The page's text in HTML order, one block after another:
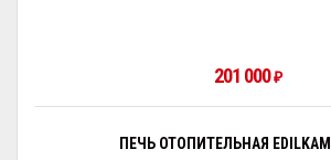
201 000₽
ПЕЧЬ ОТОПИТЕЛЬНАЯ